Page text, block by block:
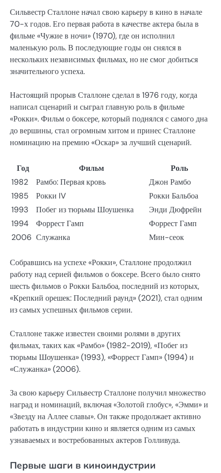
Сильвестр Сталлоне начал свою карьеру в кино в начале
70-х годов. Его первая работа в качестве актера была в
фильме «Чужие в ночи» (1970), где он исполнил
маленькую роль. В последующие годы он снялся в
нескольких независимых фильмах, но не смог добиться
значительного успеха.
Настоящий прорыв Сталлоне сделал в 1976 году, когда
написал сценарий и сыграл главную роль в фильме
«Рокки». Фильм о боксере, который поднялся с самого дна
до вершины, стал огромным хитом и принес Сталлоне
номинацию на премию «Оскар» за лучший сценарий.
Год Фильм
Роль
1982
Рамбо: Первая кровь
Джон Рамбо
1985
Рокки IV
Рокки Бальбоа
1993
Побег из тюрьмы Шоушенка
Энди Дюфрейн
1994
Форрест Гамп
Форрест Гамп
2006 Служанка Мин-сеок
Собравшись на успехе «Рокки», Сталлоне продолжил
работу над серией фильмов о боксере. Всего было снято
шесть фильмов о Рокки Бальбоа, последний из которых,
«Крепкий орешек: Последний раунд» (2021), стал одним
из самых успешных фильмов серии.
Сталлоне также известен своими ролями в других
фильмах, таких как «Рамбо» (1982-2019), «Побег из
тюрьмы Шоушенка» (1993), «Форрест Гамп» (1994) и
«Служанка» (2006).
За свою карьеру Сильвестр Сталлоне получил множество
наград и номинаций, включая «Золотой глобус», «Эмми» и
«Звезду на Аллее славы». Он также продолжает активно
работать в индустрии кино и является одним из самых
узнаваемых и востребованных актеров Голливуда.
Первые шаги в киноиндустрии